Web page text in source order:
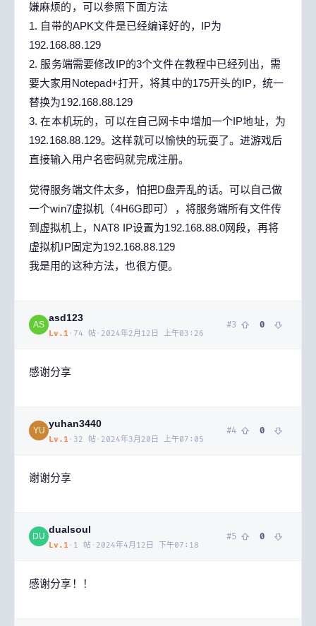
嫌麻烦的，可以参照下面方法
1. 自带的APK文件是已经编译好的，IP为
192.168.88.129
2. 服务端需要修改IP的3个文件在教程中已经列出，需
要大家用Notepad+打开，将其中的175开头的IP，统一
替换为192.168.88.129
3. 在本机玩的，可以在自己网卡中增加一个IP地址，为
192.168.88.129。这样就可以愉快的玩耍了。进游戏后
直接输入用户名密码就完成注册。
觉得服务端文件太多，怕把D盘弄乱的话。可以自己做
一个win7虚拟机（4H6G即可），将服务端所有文件传
到虚拟机上，NAT8 IP设置为192.168.88.0网段，再将
虚拟机IP固定为192.168.88.129
我是用的这种方法，也很方便。
AS
asd123
Lv. 1 · 74 帖 · 2024年2月12日 上午03:26
#3 0
感谢分享
YU
yuhan3440
Lv. 1 · 32 帖 · 2024年3月20日 上午07:05
#4 0
谢谢分享
DU
dualsoul
Lv. 1 · 1 帖 · 2024年4月12日 下午07:18
#5 0
感谢分享！！